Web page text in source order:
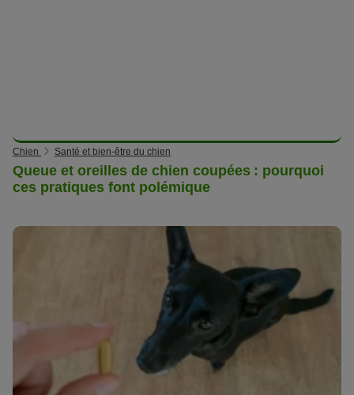
Chien Santé et bien-être du chien
Queue et oreilles de chien coupées : pourquoi
ces pratiques font polémique